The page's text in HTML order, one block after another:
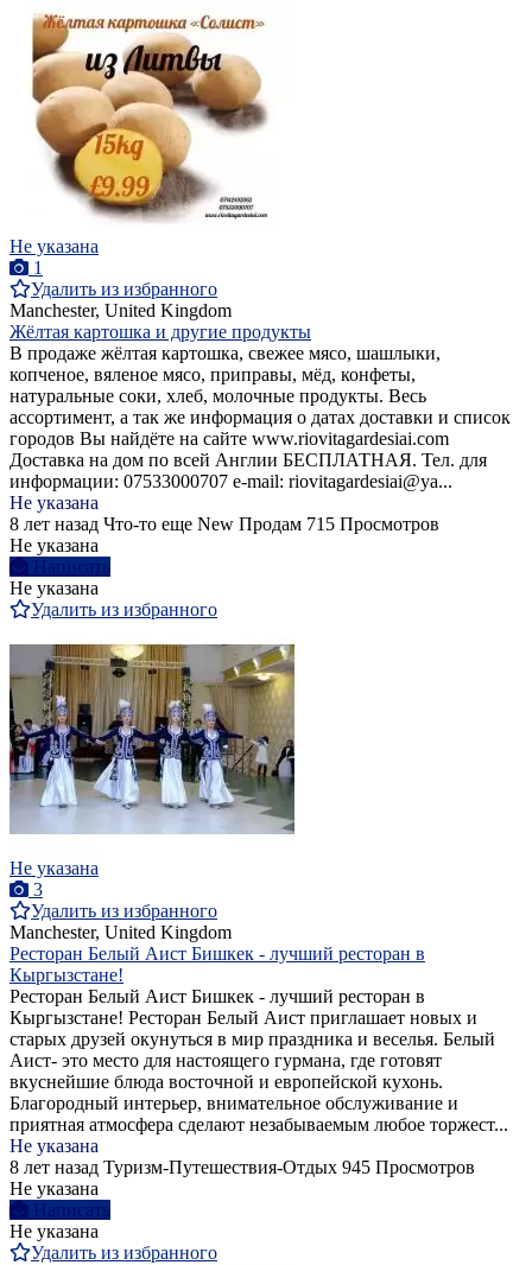
Не указана
1
Удалить из избранного
Manchester, United Kingdom
Жёлтая картошка и другие продукты
В продаже жёлтая картошка, свежее мясо, шашлыки,
копченое, вяленое мясо, приправы, мёд, конфеты,
натуральные соки, хлеб, молочные продукты. Весь
ассортимент, а так же информация о датах доставки и список
городов Вы найдёте на сайте www.riovitagardesiai.com
Доставка на дом по всей Англии БЕСПЛАТНАЯ. Тел. для
информации: 07533000707 e-mail: riovitagardesiai@ya...
Не указана
8 лет назад Что-то еще New Продам 715 Просмотров
Не указана
Написать
Не указана
Удалить из избранного
Не указана
3
Удалить из избранного
Manchester, United Kingdom
Ресторан Белый Аист Бишкек - лучший ресторан в
Кыргызстане!
Ресторан Белый Аист Бишкек - лучший ресторан в
Кыргызстане! Ресторан Белый Аист приглашает новых и
старых друзей окунуться в мир праздника и веселья. Белый
Аист- это место для настоящего гурмана, где готовят
вкуснейшие блюда восточной и европейской кухонь.
Благородный интерьер, внимательное обслуживание и
приятная атмосфера сделают незабываемым любое торжест...
Не указана
8 лет назад Туризм-Путешествия-Отдых 945 Просмотров
Не указана
Написать
Не указана
Удалить из избранного